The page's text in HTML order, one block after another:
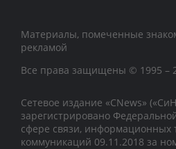
Материалы, помеченные
рекламой
Все права защищены © 1995 –
Сетевое издание «CNews»
зарегистрировано
сфере связи, информационных
коммуникаций 09.11.2018 за